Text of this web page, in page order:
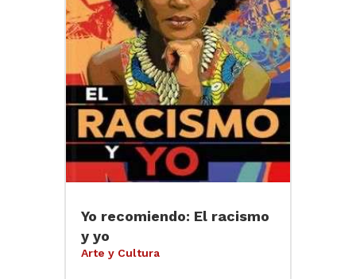
Yo recomiendo: El racismo
y yo
Arte y Cultura